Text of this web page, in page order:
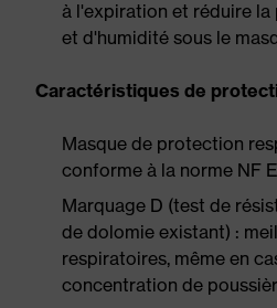
à l'expiration et réduire
et d'humidité sous le
Caractéristiques de
Masque de protection
conforme à la norme NF
Marquage D (test de
de dolomie existant) :
respiratoires, même en
concentration de